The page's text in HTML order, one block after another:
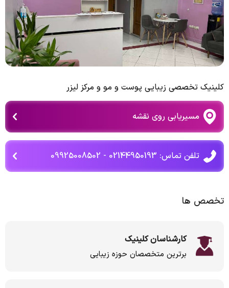
کلینیک تخصصی زیبایی پوست و مو و مرکز لیزر
مسیریابی روی نقشه
تلفن تماس: 02144950193 - 09925008502
تخصص ها
کارشناسان کلینیک
برترین متخصصان حوزه زیبایی